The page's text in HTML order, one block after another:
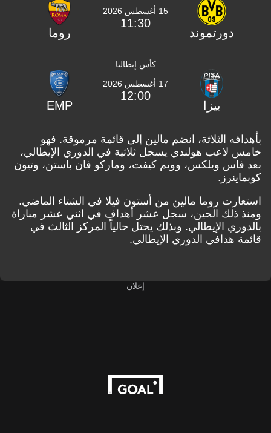
دورتموند
15 أغسطس 2026
11:30
روما
كأس إيطاليا
بيزا
17 أغسطس 2026
12:00
EMP
بأهدافه الثلاثة، انضم مالين إلى قائمة مرموقة. فهو
خامس لاعب هولندي يسجل ثلاثية في الدوري الإيطالي،
بعد فاس ويلكس، وويم كيفت، وماركو فان باستن، وتيون
كوبماينرز.
استعارت روما مالين من أستون فيلا في الشتاء الماضي.
ومنذ ذلك الحين، سجل عشر أهداف في اثني عشر مباراة
بالدوري الإيطالي. وبذلك يحتل حالياً المركز الثالث في
قائمة هدافي الدوري الإيطالي.
إعلان